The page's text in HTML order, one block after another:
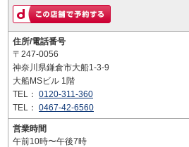
住所/電話番号
〒247-0056
神奈川県鎌倉市大船1-3-9
大船MSビル 1階
TEL： 0120-311-360
TEL： 0467-42-6560
営業時間
午前10時〜午後7時